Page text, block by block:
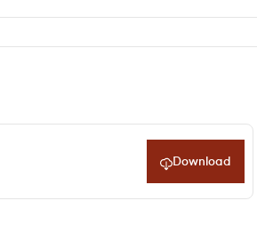
Download